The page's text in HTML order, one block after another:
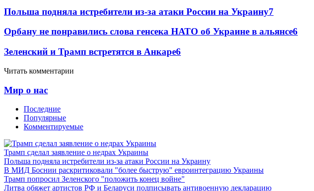
Польша подняла истребители из-за атаки России на Украину7
Орбану не понравились слова генсека НАТО об Украине в альянсе6
Зеленский и Трамп встретятся в Анкаре6
Читать комментарии
Мир о нас
Последние
Популярные
Комментируемые
Трамп сделал заявление о недрах Украины
Польша подняла истребители из-за атаки России на Украину
В МИД Боснии раскритиковали "более быструю" евроинтеграцию Украины
Трамп попросил Зеленского "положить конец войне"
Литва обяжет артистов РФ и Беларуси подписывать антивоенную декларацию